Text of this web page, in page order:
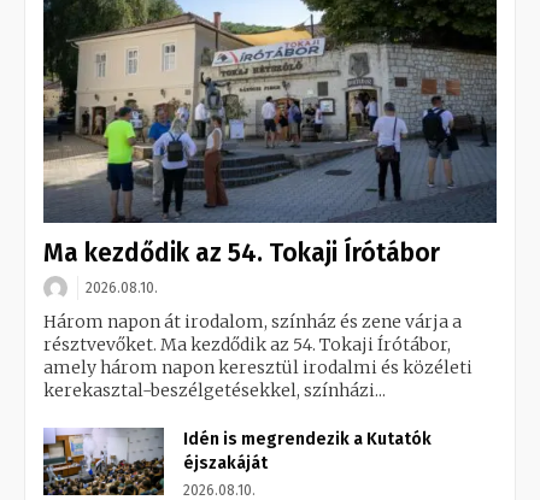
Ma kezdődik az 54. Tokaji Írótábor
2026.08.10.
Három napon át irodalom, színház és zene várja a
résztvevőket. Ma kezdődik az 54. Tokaji Írótábor,
amely három napon keresztül irodalmi és közéleti
kerekasztal-beszélgetésekkel, színházi...
Idén is megrendezik a Kutatók
éjszakáját
2026.08.10.